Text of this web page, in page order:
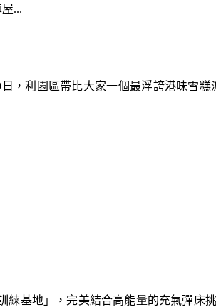
...
，利園區帶比大家一個最浮誇港味雪
練基地」，完美結合高能量的充氣彈